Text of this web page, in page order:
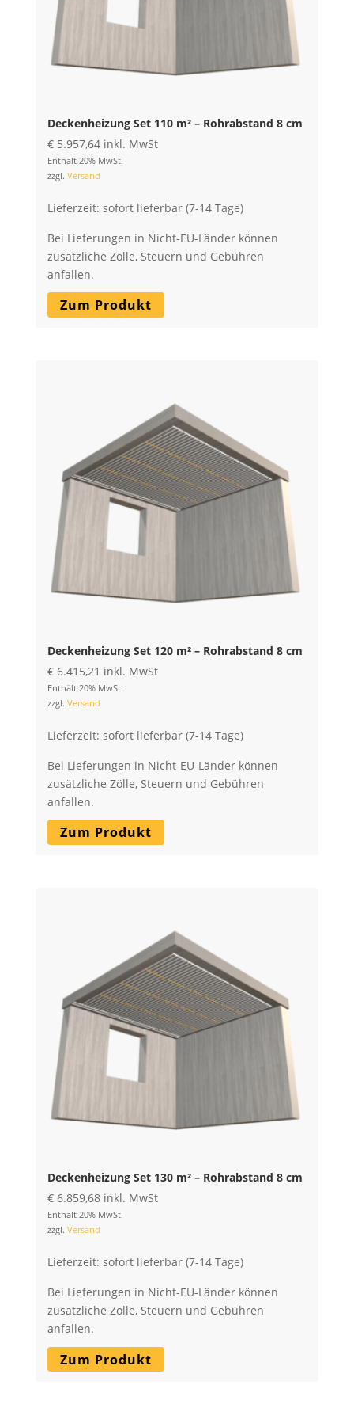
Deckenheizung Set 110 m² – Rohrabstand 8 cm
€5.957,64 inkl. MwSt
Enthält 20% MwSt.
zzgl. Versand
Lieferzeit: sofort lieferbar (7-14 Tage)
Bei Lieferungen in Nicht-EU-Länder können
zusätzliche Zölle, Steuern und Gebühren
anfallen.
Zum Produkt
Deckenheizung Set 120 m² – Rohrabstand 8 cm
€6.415,21 inkl. MwSt
Enthält 20% MwSt.
zzgl. Versand
Lieferzeit: sofort lieferbar (7-14 Tage)
Bei Lieferungen in Nicht-EU-Länder können
zusätzliche Zölle, Steuern und Gebühren
anfallen.
Zum Produkt
Deckenheizung Set 130 m² – Rohrabstand 8 cm
€6.859,68 inkl. MwSt
Enthält 20% MwSt.
zzgl. Versand
Lieferzeit: sofort lieferbar (7-14 Tage)
Bei Lieferungen in Nicht-EU-Länder können
zusätzliche Zölle, Steuern und Gebühren
anfallen.
Zum Produkt